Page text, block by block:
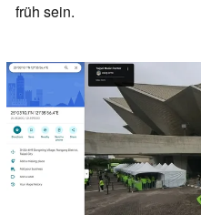
früh sein.